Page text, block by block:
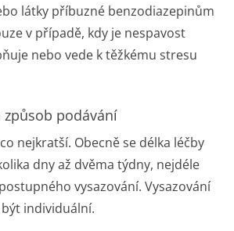
látky příbuzné benzodiazepinům
v případě, kdy je nespavost
nebo vede k těžkému stresu
způsob podávání
nejkratší. Obecně se délka léčby
dny až dvěma týdny, nejdéle
vysazování. Vysazování
individuální.